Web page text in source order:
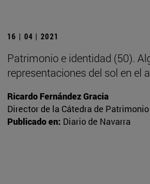
16 | 04 | 2021
Patrimonio e identidad (50).
representaciones del sol en el
Ricardo Fernández Gracia
Director de la Cátedra de
Publicado en: Diario de Navarra